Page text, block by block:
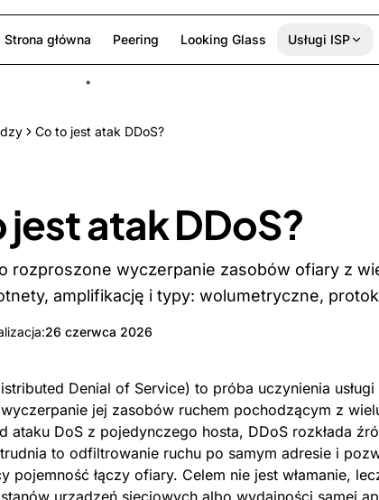
Strona główna Peering Looking Glass Usługi ISP
Co to jest atak DDoS?
jest atak DDoS?
rozproszone wyczerpanie zasobów ofiary z
amplifikację i typy: wolumetryczne,
26 czerwca 2026
Denial of Service) to próba uczynienia
jej zasobów ruchem pochodzącym z
ataku DoS z pojedynczego hosta, DDoS rozkłada
to odfiltrowanie ruchu po samym adresie i
pojemność łączy ofiary. Celem nie jest włamanie,
urządzeń sieciowych albo wydajności samej